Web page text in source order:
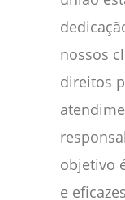
nossos
direitos
objetivo
e